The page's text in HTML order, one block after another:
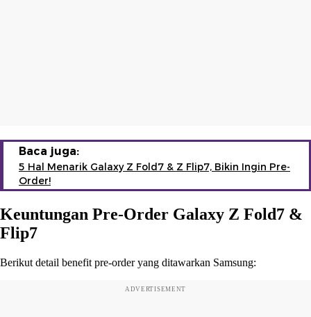
Baca juga:
5 Hal Menarik Galaxy Z Fold7 & Z Flip7, Bikin Ingin Pre-
Order!
Keuntungan Pre-Order Galaxy Z Fold7 &
Flip7
Berikut detail benefit pre-order yang ditawarkan Samsung:
ADVERTISEMENT